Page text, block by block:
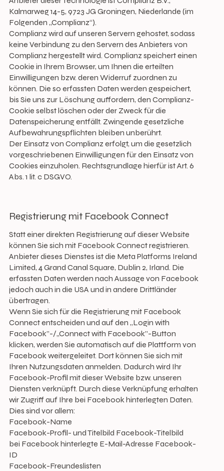
Kalmarweg 14-5, 9723 JG Groningen, Niederlande (im
Folgenden „Complianz“).
Complianz wird auf unseren Servern gehostet, sodass
keine Verbindung zu den Servern des Anbieters von
Complianz hergestellt wird. Complianz speichert einen
Cookie in Ihrem Browser, um Ihnen die erteilten
Einwilligungen bzw. deren Widerruf zuordnen zu
können. Die so erfassten Daten werden gespeichert,
bis Sie uns zur Löschung auffordern, den Complianz-
Cookie selbst löschen oder der Zweck für die
Datenspeicherung entfällt. Zwingende gesetzliche
Aufbewahrungspflichten bleiben unberührt.
Der Einsatz von Complianz erfolgt, um die gesetzlich
vorgeschriebenen Einwilligungen für den Einsatz von
Cookies einzuholen. Rechtsgrundlage hierfür ist Art. 6
Abs. 1 lit. c DSGVO.
Registrierung mit Facebook Connect
Statt einer direkten Registrierung auf dieser Website
können Sie sich mit Facebook Connect registrieren.
Anbieter dieses Dienstes ist die Meta Platforms Ireland
Limited, 4 Grand Canal Square, Dublin 2, Irland. Die
erfassten Daten werden nach Aussage von Facebook
jedoch auch in die USA und in andere Drittländer
übertragen.
Wenn Sie sich für die Registrierung mit Facebook
Connect entscheiden und auf den „Login with
Facebook”-/„Connect with Facebook”-Button
klicken, werden Sie automatisch auf die Plattform von
Facebook weitergeleitet. Dort können Sie sich mit
Ihren Nutzungsdaten anmelden. Dadurch wird Ihr
Facebook-Profil mit dieser Website bzw. unseren
Diensten verknüpft. Durch diese Verknüpfung erhalten
wir Zugriff auf Ihre bei Facebook hinterlegten Daten.
Dies sind vor allem:
Facebook-Name
Facebook-Profil- und Titelbild Facebook-Titelbild
bei Facebook hinterlegte E-Mail-Adresse Facebook-
ID
Facebook-Freundeslisten